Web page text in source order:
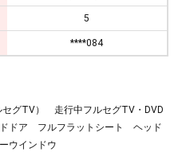
5
****084
セグTV） 走行中フルセグTV・DVD
ドア フルフラットシート ヘッド
ウインドウ